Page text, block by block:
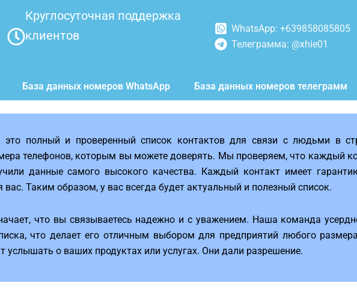
Круглосуточная поддержка
клиентов
WhatsApp: +639858085805
Телеграмма: @xhie01
База данных номеров WhatsApp База данных номеров телеграмм
полный и проверенный список контактов для связи с людьми в
телефонов, которым вы можете доверять. Мы проверяем, что каждый
данные самого высокого качества. Каждый контакт имеет
Таким образом, у вас всегда будет актуальный и полезный список.
что вы связываетесь надежно и с уважением. Наша команда
что делает его отличным выбором для предприятий любого
о ваших продуктах или услугах. Они дали разрешение.